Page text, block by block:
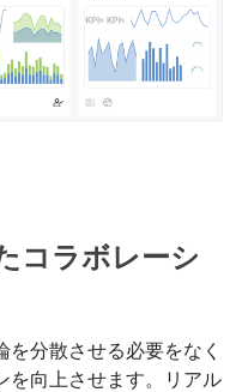
コラボレーシ
分散させる必要をなく
を向上させます。リアル